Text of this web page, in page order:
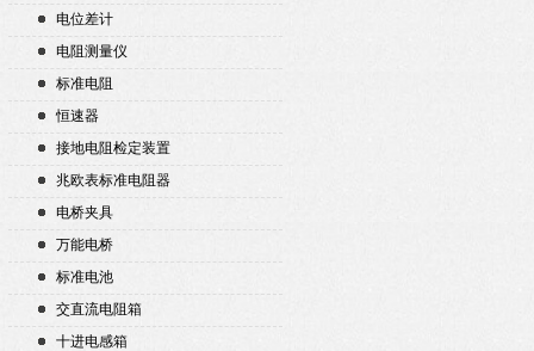
电位差计
电阻测量仪
标准电阻
恒速器
接地电阻检定装置
兆欧表标准电阻器
电桥夹具
万能电桥
标准电池
交直流电阻箱
十进电感箱